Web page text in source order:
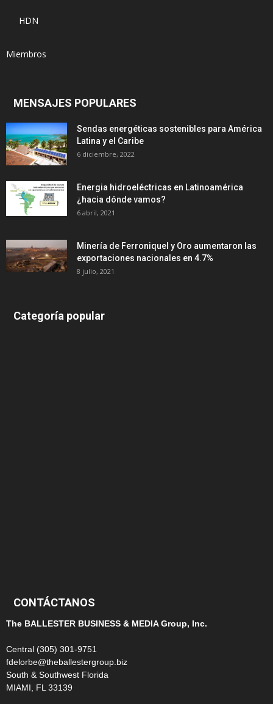
HDN
Miembros
MENSAJES POPULARES
Sendas energéticas sostenibles para América
Latina y el Caribe
6 diciembre, 2022
Energia hidroeléctricas en Latinoamérica
¿hacia dónde vamos?
6 abril, 2021
Minería de Ferroniquel y Oro aumentaron las
exportaciones nacionales en 4.7%
8 julio, 2021
Categoría popular
CONTÁCTANOS
The BALLESTER BUSINESS & MEDIA Group, Inc.
Central (305) 301-9751
fdelorbe@theballestergroup.biz
South & Southwest Florida
MIAMI, FL 33139